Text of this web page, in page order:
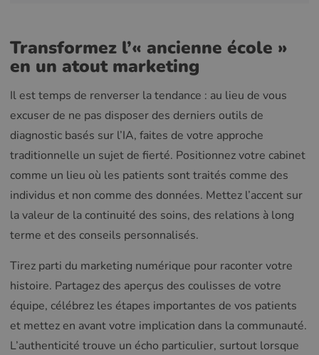
Transformez l’« ancienne école »
en un atout marketing
Il est temps de renverser la tendance : au lieu de vous
excuser de ne pas disposer des derniers outils de
diagnostic basés sur l’IA, faites de votre approche
traditionnelle un sujet de fierté. Positionnez votre cabinet
comme un lieu où les patients sont traités comme des
individus et non comme des données. Mettez l’accent sur
la valeur de la continuité des soins, des relations à long
terme et des conseils personnalisés.
Tirez parti du marketing numérique pour raconter votre
histoire. Partagez des aperçus des coulisses de votre
équipe, célébrez les étapes importantes de vos patients
et mettez en avant votre implication dans la communauté.
L’authenticité trouve un écho particulier, surtout lorsque